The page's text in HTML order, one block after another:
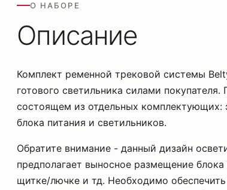
О НАБОРЕ
Описание
Комплект ременной трековой системы
готового светильника силами покупателя.
состоящем из отдельных комплектующих:
блока питания и светильников.
Обратите внимание - данный дизайн
предполагает выносное размещение
щитке/лючке и тд. Необходимо